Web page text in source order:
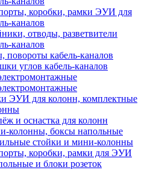
коробки, рамки ЭУИ для
каналов
отводы, разветвители
каналов
повороты кабель-каналов
углов кабель-каналов
ЭУИ для колонн, комплектные
и оснастка для колонн
колонны, боксы напольные
стойки и мини-колонны
коробки, рамки для ЭУИ
и блоки розеток